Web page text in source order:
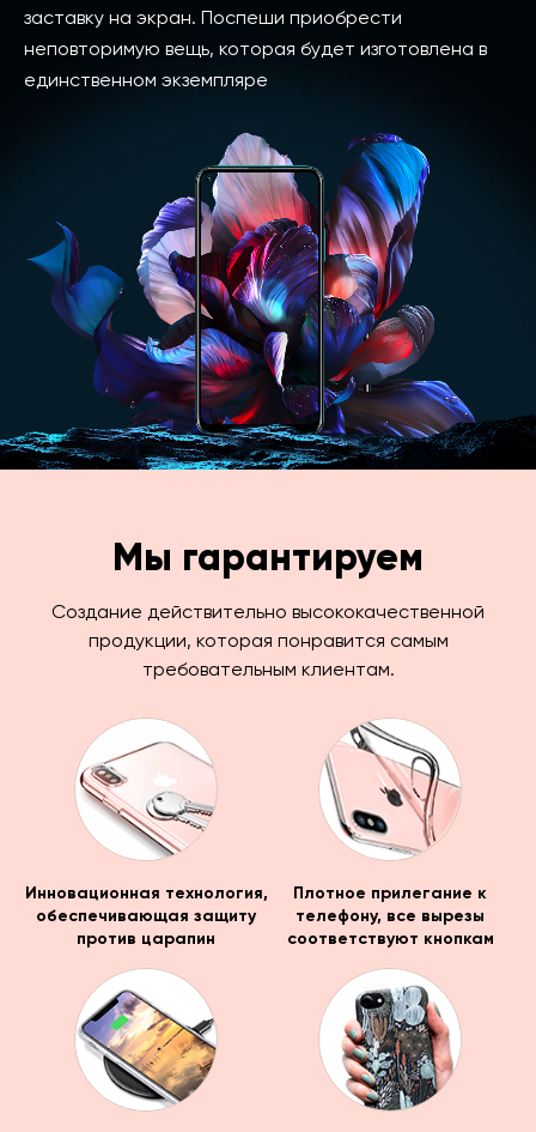
заставку на экран. Поспеши приобрести
неповторимую вещь, которая будет изготовлена в
единственном экземпляре
Мы гарантируем
Создание действительно высококачественной
продукции, которая понравится самым
требовательным клиентам.
Инновационная технология,
обеспечивающая защиту
против царапин
Плотное прилегание к
телефону, все вырезы
соответствуют кнопкам